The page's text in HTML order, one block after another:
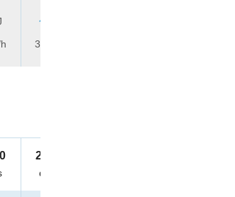
3 km/h
22:00
dnes